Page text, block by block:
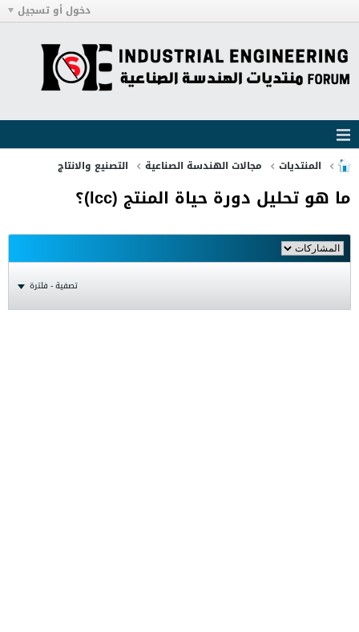
دخول أو تسجيل
المنتديات مجالات الهندسة الصناعية التصنيع والانتاج
ما هو تحليل دورة حياة المنتج (lcc)؟
تصفية - فلترة